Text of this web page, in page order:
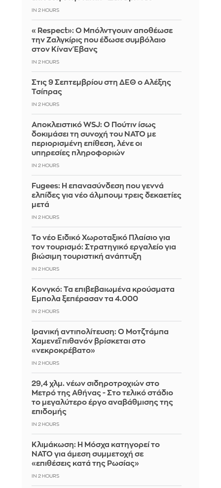
IN 2 HOURS
«Respect»: Ο Μπόλντγουιν αποθέωσε
την Ζαλγκίρις που έδωσε συμβόλαιο
στον Κίναν Έβανς
IN 2 HOURS
Στις 9 Σεπτεμβρίου στη ΔΕΘ ο Αλέξης
Τσίπρας
IN 2 HOURS
Αποκλειστικό WSJ: Ο Πούτιν ίσως
δοκιμάσει τη συνοχή του ΝΑΤΟ με
περιορισμένη επίθεση, λένε οι
υπηρεσίες πληροφοριών
IN 2 HOURS
Fugees: Η επανασύνδεση που γεννά
ελπίδες για νέο άλμπουμ τρεις δεκαετίες
μετά
IN 2 HOURS
Το νέο Ειδικό Χωροταξικό Πλαίσιο για
τον τουρισμό: Στρατηγικό εργαλείο για
βιώσιμη τουριστική ανάπτυξη
IN 2 HOURS
Κονγκό: Τα επιβεβαιωμένα κρούσματα
Έμπολα ξεπέρασαν τα 4.000
IN 2 HOURS
Ιρανική αντιπολίτευση: Ο Μοτζτάμπα
Χαμενεΐ πιθανόν βρίσκεται στο
«νεκροκρέβατο»
IN 2 HOURS
29,4 χλμ. νέων σιδηροτροχιών στο
Μετρό της Αθήνας - Στο τελικό στάδιο
το μεγαλύτερο έργο αναβάθμισης της
επιδομής
IN 2 HOURS
Κλιμάκωση: Η Μόσχα κατηγορεί το
ΝΑΤΟ για άμεση συμμετοχή σε
«επιθέσεις κατά της Ρωσίας»
IN 2 HOURS